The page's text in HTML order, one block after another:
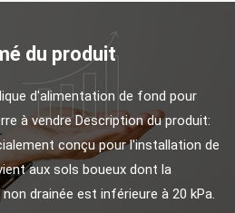
du produit
d'alimentation de fond pour
à vendre Description du produit:
conçu pour l'installation de
aux sols boueux dont la
drainée est inférieure à 20 kPa.